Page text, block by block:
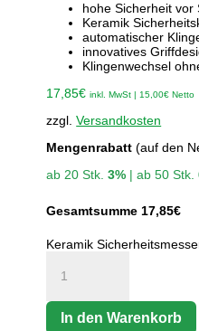
hohe Sicherheit vor
Keramik
automatischer
innovatives
Klingenwechsel
17,85€ inkl. MwSt |15,00€ Netto
zzgl.Versandkosten
Mengenrabatt (auf den
ab 20 Stk.3% | ab 50 Stk.
Gesamtsumme 17,85€
Keramik
In den Warenkorb